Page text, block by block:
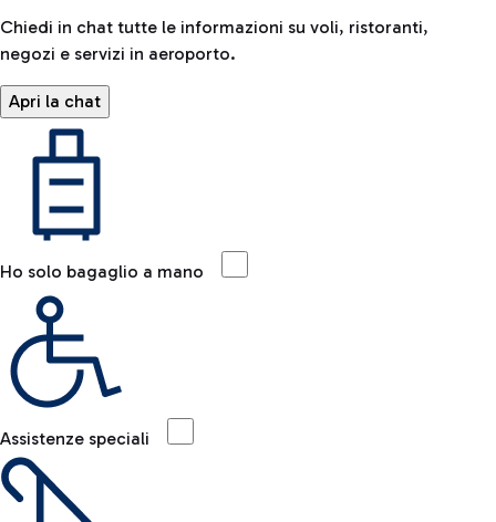
Chiedi in chat tutte le informazioni su voli, ristoranti,
negozi e servizi in aeroporto.
Apri la chat
Ho solo bagaglio a mano
Assistenze speciali